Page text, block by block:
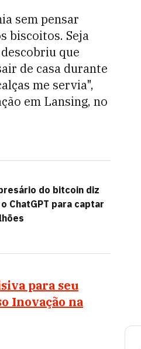
sem pensar
biscoitos. Seja
que
de casa durante
me servia",
em Lansing, no
do bitcoin diz
ChatGPT para captar
para seu
Inovação na